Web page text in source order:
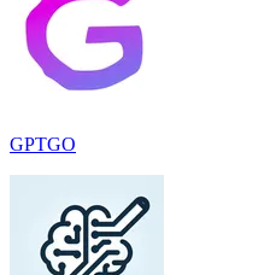
GPTGO